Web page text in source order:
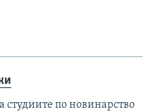
студиите по новинарство